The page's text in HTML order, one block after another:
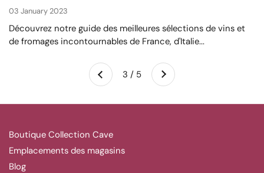
03 January 2023
Découvrez notre guide des meilleures sélections de vins et
de fromages incontournables de France, d'Italie...
Précédent 3 / 5 Suivant
Boutique Collection Cave
Emplacements des magasins
Blog